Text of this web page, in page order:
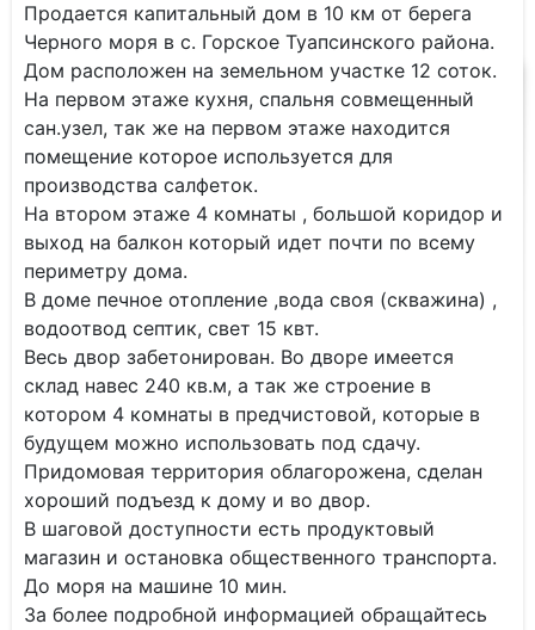
Продается капитальный дом в 10 км от берега
Черного моря в с. Горское Туапсинского района.
Дом расположен на земельном участке 12 соток.
На первом этаже кухня, спальня совмещенный
сан.узел, так же на первом этаже находится
помещение которое используется для
производства салфеток.
На втором этаже 4 комнаты , большой коридор и
выход на балкон который идет почти по всему
периметру дома.
В доме печное отопление ,вода своя (скважина) ,
водоотвод септик, свет 15 квт.
Весь двор забетонирован. Во дворе имеется
склад навес 240 кв.м, а так же строение в
котором 4 комнаты в предчистовой, которые в
будущем можно использовать под сдачу.
Придомовая территория облагорожена, сделан
хороший подъезд к дому и во двор.
В шаговой доступности есть продуктовый
магазин и остановка общественного транспорта.
До моря на машине 10 мин.
За более подробной информацией обращайтесь